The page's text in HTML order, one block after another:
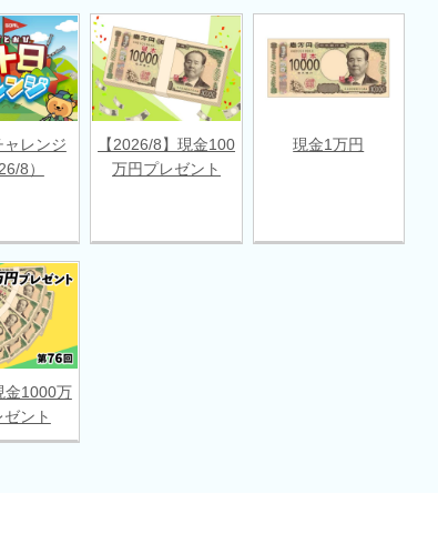
ャレンジ
8）
【2026/8】現金100
万円プレゼント
現金1万円
金1000万
ゼント